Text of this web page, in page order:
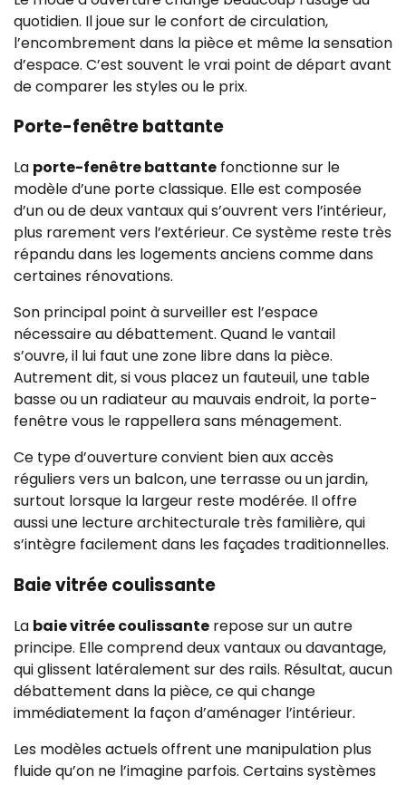
quotidien. Il joue sur le confort de circulation,
l’encombrement dans la pièce et même la sensation
d’espace. C’est souvent le vrai point de départ avant
de comparer les styles ou le prix.
Porte-fenêtre battante
La porte-fenêtre battante fonctionne sur le
modèle d’une porte classique. Elle est composée
d’un ou de deux vantaux qui s’ouvrent vers l’intérieur,
plus rarement vers l’extérieur. Ce système reste très
répandu dans les logements anciens comme dans
certaines rénovations.
Son principal point à surveiller est l’espace
nécessaire au débattement. Quand le vantail
s’ouvre, il lui faut une zone libre dans la pièce.
Autrement dit, si vous placez un fauteuil, une table
basse ou un radiateur au mauvais endroit, la porte-
fenêtre vous le rappellera sans ménagement.
Ce type d’ouverture convient bien aux accès
réguliers vers un balcon, une terrasse ou un jardin,
surtout lorsque la largeur reste modérée. Il offre
aussi une lecture architecturale très familière, qui
s’intègre facilement dans les façades traditionnelles.
Baie vitrée coulissante
La baie vitrée coulissante repose sur un autre
principe. Elle comprend deux vantaux ou davantage,
qui glissent latéralement sur des rails. Résultat, aucun
débattement dans la pièce, ce qui change
immédiatement la façon d’aménager l’intérieur.
Les modèles actuels offrent une manipulation plus
fluide qu’on ne l’imagine parfois. Certains systèmes